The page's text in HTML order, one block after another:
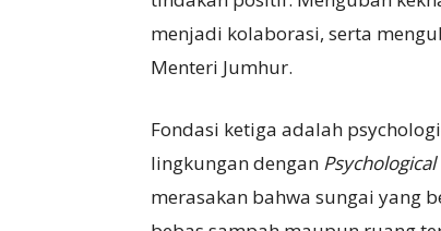
menjadi kolaborasi, serta
Menteri Jumhur.
Fondasi ketiga adalah
lingkungan dengan
merasakan bahwa sungai yang